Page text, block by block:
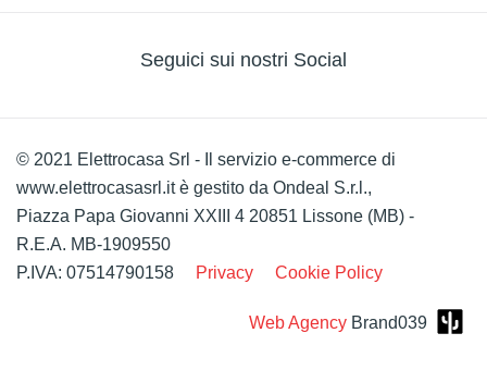
Seguici sui nostri Social
© 2021 Elettrocasa Srl - Il servizio e-commerce di
www.elettrocasasrl.it è gestito da Ondeal S.r.l.,
Piazza Papa Giovanni XXIII 4 20851 Lissone (MB) -
R.E.A. MB-1909550
P.IVA: 07514790158
Privacy Cookie Policy
Web Agency Brand039